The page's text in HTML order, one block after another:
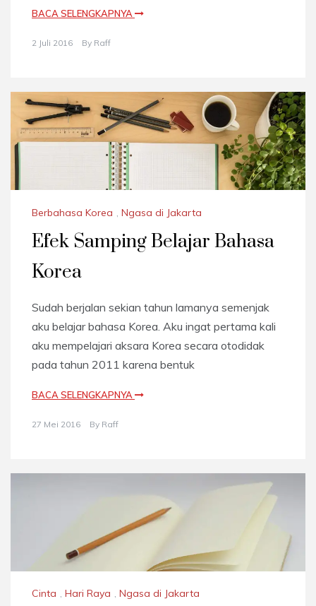
BACA SELENGKAPNYA
2 Juli 2016 By Raff
Berbahasa Korea , Ngasa di Jakarta
Efek Samping Belajar Bahasa
Korea
Sudah berjalan sekian tahun lamanya semenjak
aku belajar bahasa Korea. Aku ingat pertama kali
aku mempelajari aksara Korea secara otodidak
pada tahun 2011 karena bentuk
BACA SELENGKAPNYA
27 Mei 2016 By Raff
Cinta , Hari Raya , Ngasa di Jakarta